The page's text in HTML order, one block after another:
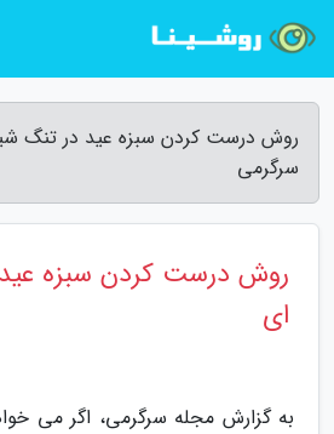
روش درست کردن سبزه عید در تنگ
سرگرمی
روش درست کردن سبزه
ای
به گزارش مجله سرگرمی، اگر می